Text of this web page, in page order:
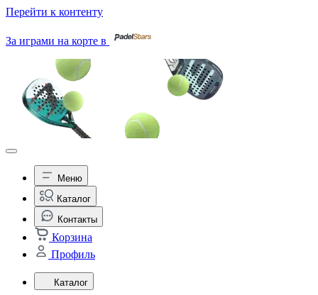
Перейти к контенту
За играми на корте в
Меню
Каталог
Контакты
Корзина
Профиль
Каталог